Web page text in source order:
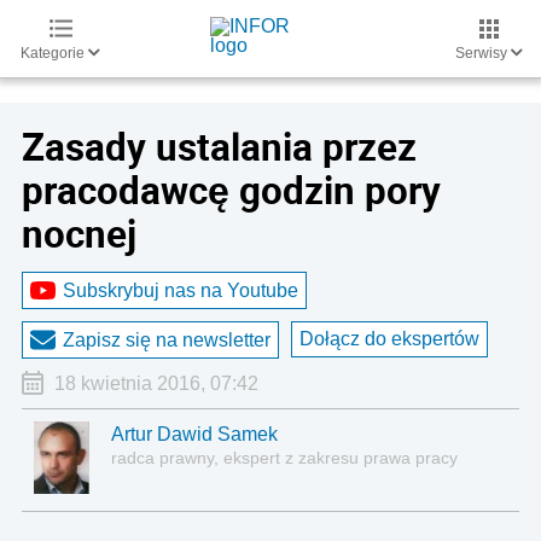
Kategorie Serwisy
Zasady ustalania przez
pracodawcę godzin pory
nocnej
Subskrybuj nas na Youtube
Zapisz się na newsletter Dołącz do ekspertów
18 kwietnia 2016, 07:42
Artur Dawid Samek
radca prawny, ekspert z zakresu prawa pracy